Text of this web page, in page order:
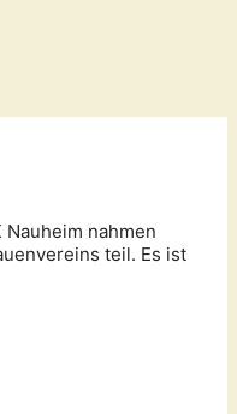
nahmen
teil. Es ist